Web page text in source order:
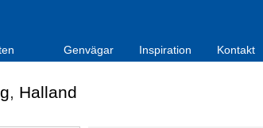
Genvägar Inspiration Kontakt
, Halland